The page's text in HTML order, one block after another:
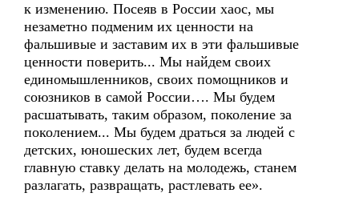
к изменению. Посеяв в России хаос, мы
незаметно подменим их ценности на
фальшивые и заставим их в эти фальшивые
ценности поверить... Мы найдем своих
единомышленников, своих помощников и
союзников в самой России…. Мы будем
расшатывать, таким образом, поколение за
поколением... Мы будем драться за людей с
детских, юношеских лет, будем всегда
главную ставку делать на молодежь, станем
разлагать, развращать, растлевать ее».